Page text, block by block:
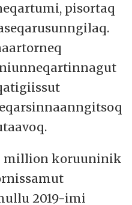
pisortaq
million koruuninik
2019-imi